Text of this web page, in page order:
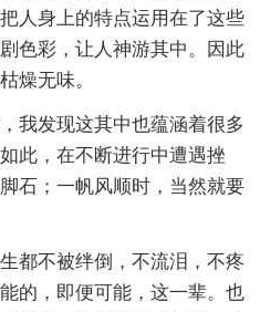
人身上的特点运用在了这些
色彩，让人神游其中。因此
燥无味。
发现这其中也蕴涵着很多
此，在不断进行中遭遇挫
石；一帆风顺时，当然就要
不被绊倒，不流泪，不疼
的，即便可能，这一辈。也